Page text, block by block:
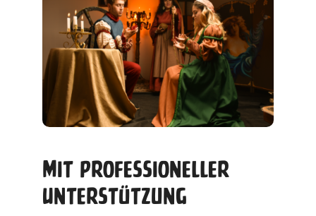
Mit Professioneller
Unterstützung